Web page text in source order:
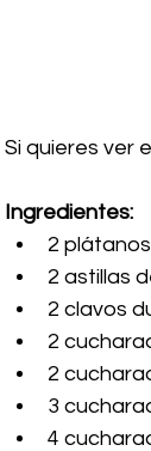
Si quieres ver
Ingredientes:
2
2 astillas
2 clavos
2
2
3
4